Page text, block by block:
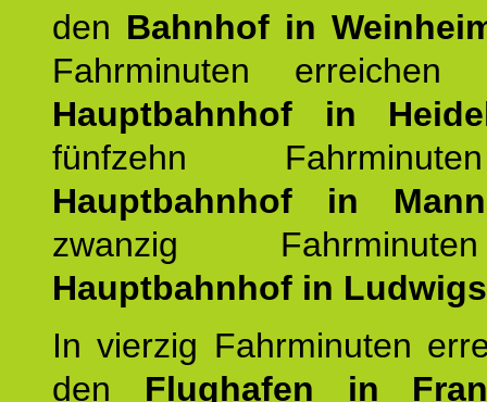
den Bahnhof in
Fahrminuten
Hauptbahnhof in
fünfzehn
Hauptbahnhof in
zwanzig
Hauptbahnhof in
In vierzig Fahrminuten
den Flughafen in